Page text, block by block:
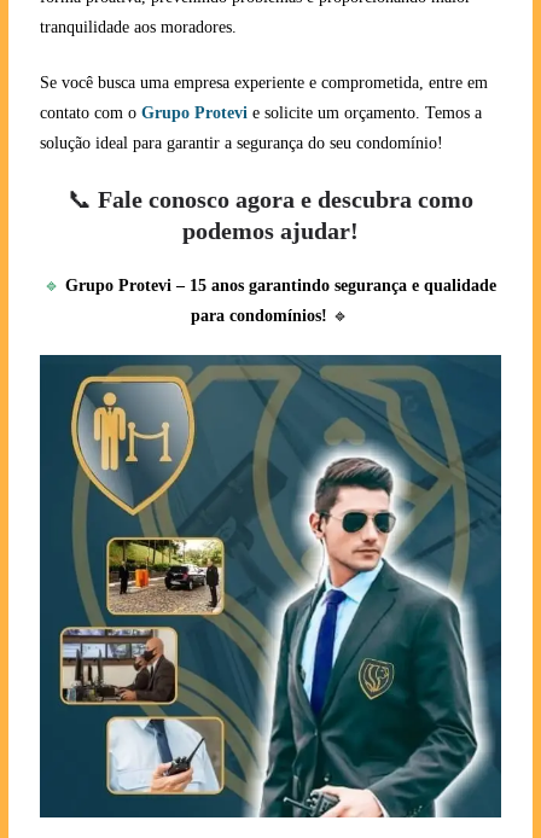
tranquilidade aos moradores.
Se você busca uma empresa experiente e comprometida, entre em
contato com o Grupo Protevie solicite um orçamento. Temos a
solução ideal para garantir a segurança do seu condomínio!
📞 Fale conosco agora e descubra como
podemos ajudar!
🔹 Grupo Protevi – 15 anos garantindo segurança e qualidade
para condomínios! 🔹